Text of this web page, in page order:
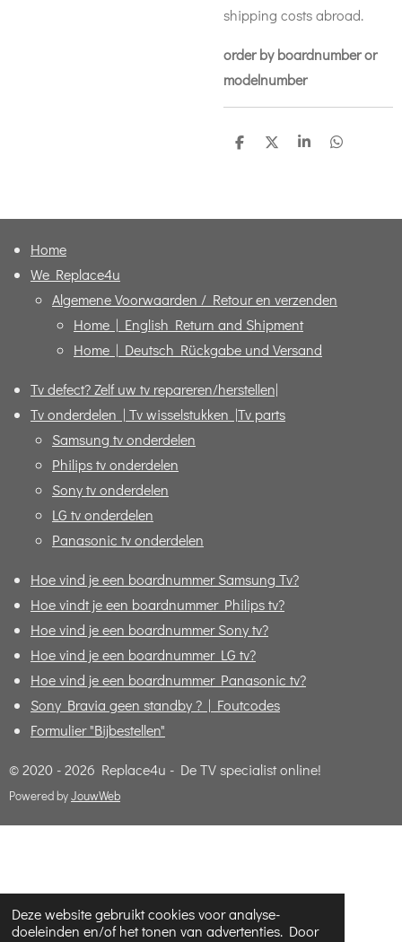
Deze website gebruikt cookies voor analyse-
doeleinden en/of het tonen van advertenties. Door
shipping costs abroad.
order by boardnumber or
modelnumber
D
D
S
D
Home
We Replace4u
Algemene Voorwaarden / Retour en verzenden
Home | English Return and Shipment
Home | Deutsch Rückgabe und Versand
Tv defect? Zelf uw tv repareren/herstellen|
Tv onderdelen | Tv wisselstukken |Tv parts
Samsung tv onderdelen
Philips tv onderdelen
Sony tv onderdelen
LG tv onderdelen
Panasonic tv onderdelen
Hoe vind je een boardnummer Samsung Tv?
Hoe vindt je een boardnummer Philips tv?
Hoe vind je een boardnummer Sony tv?
Hoe vind je een boardnummer LG tv?
Hoe vind je een boardnummer Panasonic tv?
Sony Bravia geen standby ? | Foutcodes
Formulier "Bijbestellen"
© 2020 - 2026 Replace4u - De TV specialist online!
Powered byJouwWeb